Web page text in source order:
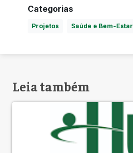
Categorias
Projetos Saúde e Bem-Estar
Leia também